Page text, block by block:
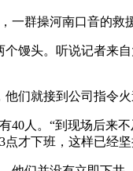
一群操河南口音的
馒头。听说记者来
们就接到公司指令火
40人。“到现场后来
才下班，这样已经